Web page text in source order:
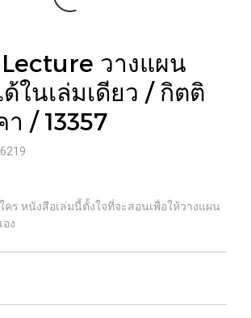
วางแผน
ด้ในเล่มเดียว / กิตติ
/ 13357
คร หนังสือเล่มนี้ตั้งใจที่จะสอนเพื่อให้วางแผน
ง